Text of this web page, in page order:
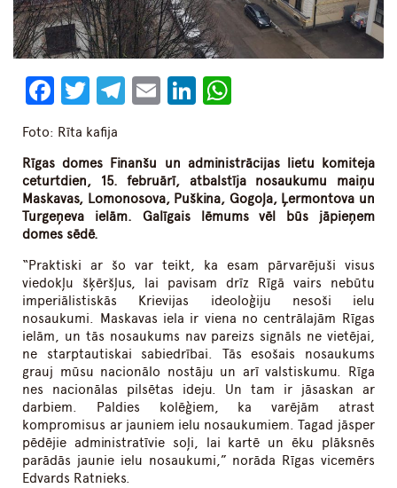
Facebook
Twitter
Telegram
EmailLinkedIn
Foto: Rīta kafija
Rīgas domes Finanšu un administrācijas lietu komiteja
ceturtdien, 15. februārī, atbalstīja nosaukumu maiņu
Maskavas, Lomonosova, Puškina, Gogoļa, Ļermontova un
Turgeņeva ielām. Galīgais lēmums vēl būs jāpieņem
domes sēdē.
“Praktiski ar šo var teikt, ka esam pārvarējuši visus
viedokļu šķēršļus, lai pavisam drīz Rīgā vairs nebūtu
imperiālistiskās Krievijas ideoloģiju nesoši ielu
nosaukumi. Maskavas iela ir viena no centrālajām Rīgas
ielām, un tās nosaukums nav pareizs signāls ne vietējai,
ne starptautiskai sabiedrībai. Tās esošais nosaukums
grauj mūsu nacionālo nostāju un arī valstiskumu. Rīga
nes nacionālas pilsētas ideju. Un tam ir jāsaskan ar
darbiem. Paldies kolēģiem, ka varējām atrast
kompromisus ar jauniem ielu nosaukumiem. Tagad jāsper
pēdējie administratīvie soļi, lai kartē un ēku plāksnēs
parādās jaunie ielu nosaukumi,” norāda Rīgas vicemērs
Edvards Ratnieks.